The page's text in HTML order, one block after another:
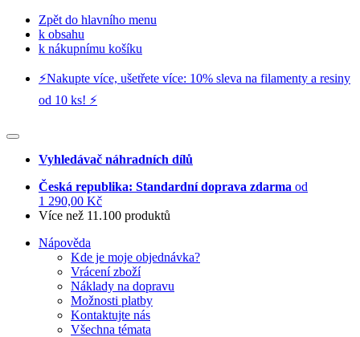
Zpět do hlavního menu
k obsahu
k nákupnímu košíku
⚡️Nakupte více, ušetřete více: 10% sleva na filamenty a resiny
od 10 ks! ⚡️
Vyhledávač náhradních dílů
Česká republika: Standardní doprava zdarma od
1 290,00 Kč
Více než 11.100 produktů
Nápověda
Kde je moje objednávka?
Vrácení zboží
Náklady na dopravu
Možnosti platby
Kontaktujte nás
Všechna témata